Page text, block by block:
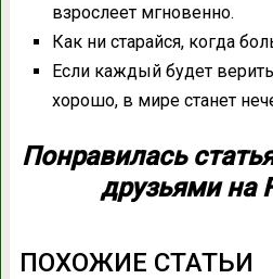
взрослеет мгновенно.
Как ни старайся, когда
Если каждый будет
хорошо, в мире станет
Понравилась
друзьями на
ПОХОЖИЕ СТАТЬИ